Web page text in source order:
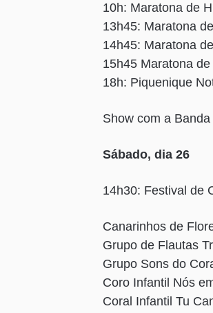
10h: Maratona de
13h45: Maratona
14h45: Maratona
15h45 Maratona
18h: Piquenique
Show com a
Sábado, dia 26
14h30: Festival de
Canarinhos de
Grupo de Flautas
Grupo Sons do
Coro Infantil Nós
Coral Infantil Tu